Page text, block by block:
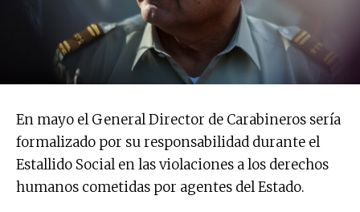
En mayo el General Director de Carabineros sería
formalizado por su responsabilidad durante el
Estallido Social en las violaciones a los derechos
humanos cometidas por agentes del Estado.